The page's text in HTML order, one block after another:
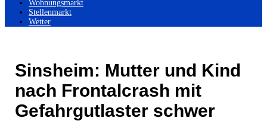
Wohnungsmarkt
Stellenmarkt
Wetter
Sinsheim: Mutter und Kind
nach Frontalcrash mit
Gefahrgutlaster schwer